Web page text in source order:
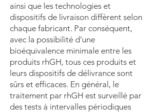
ainsi que les technologies et
dispositifs de livraison diffèrent selon
chaque fabricant. Par conséquent,
avec la possibilité d'une
bioéquivalence minimale entre les
produits rhGH, tous ces produits et
leurs dispositifs de délivrance sont
sûrs et efficaces. En général, le
traitement par rhGH est surveillé par
des tests à intervalles périodiques